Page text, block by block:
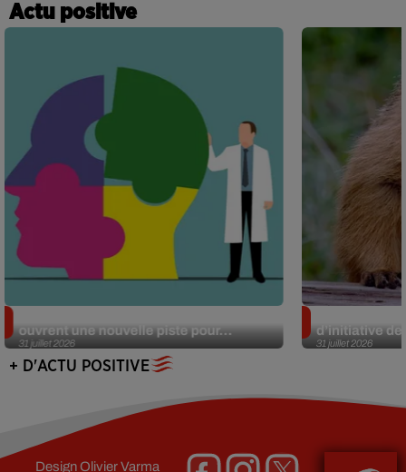
Actu positive
31 juillet 2026
ouvrent une nouvelle piste pour...
31 juillet 2026
d’initiative
+ D'ACTU POSITIVE
DesignOlivier Varma